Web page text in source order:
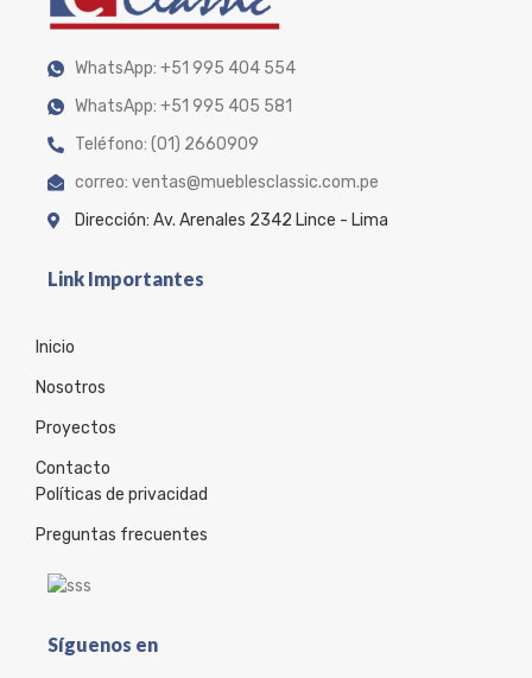
WhatsApp: +51 995 404 554
WhatsApp: +51 995 405 581
Teléfono: (01) 2660909
correo: ventas@mueblesclassic.com.pe
Dirección: Av. Arenales 2342 Lince - Lima
Link Importantes
Inicio
Nosotros
Proyectos
Contacto
Políticas de privacidad
Preguntas frecuentes
Síguenos en